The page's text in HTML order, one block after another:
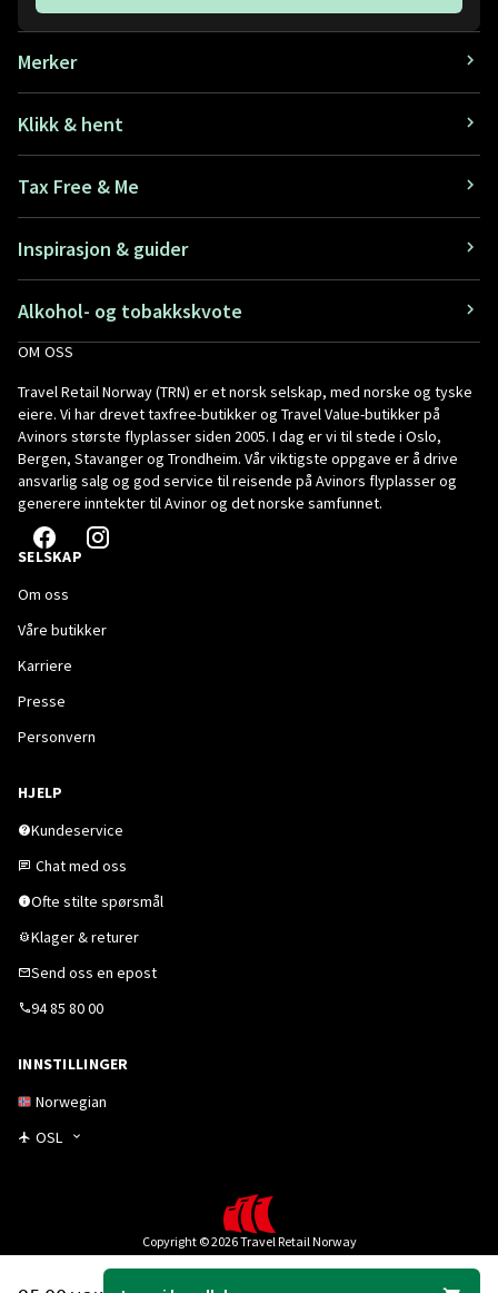
Merker
Klikk & hent
Tax Free & Me
Inspirasjon & guider
Alkohol- og tobakkskvote
OM OSS
Travel Retail Norway (TRN) er et norsk selskap, med norske og tyske
eiere. Vi har drevet taxfree-butikker og Travel Value-butikker på
Avinors største flyplasser siden 2005. I dag er vi til stede i Oslo,
Bergen, Stavanger og Trondheim. Vår viktigste oppgave er å drive
ansvarlig salg og god service til reisende på Avinors flyplasser og
generere inntekter til Avinor og det norske samfunnet.
SELSKAP
Om oss
Våre butikker
Karriere
Presse
Personvern
HJELP
Kundeservice
Chat med oss
Ofte stilte spørsmål
Klager & returer
Send oss en epost
94 85 80 00
INNSTILLINGER
Norwegian
OSL
Copyright © 2026 Travel Retail Norway